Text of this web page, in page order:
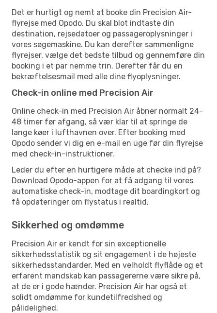
Det er hurtigt og nemt at booke din Precision Air-
flyrejse med Opodo. Du skal blot indtaste din
destination, rejsedatoer og passageroplysninger i
vores søgemaskine. Du kan derefter sammenligne
flyrejser, vælge det bedste tilbud og gennemføre din
booking i et par nemme trin. Derefter får du en
bekræftelsesmail med alle dine flyoplysninger.
Check-in online med Precision Air
Online check-in med Precision Air åbner normalt 24-
48 timer før afgang, så vær klar til at springe de
lange køer i lufthavnen over. Efter booking med
Opodo sender vi dig en e-mail en uge før din flyrejse
med check-in-instruktioner.
Leder du efter en hurtigere måde at checke ind på?
Download Opodo-appen for at få adgang til vores
automatiske check-in, modtage dit boardingkort og
få opdateringer om flystatus i realtid.
Sikkerhed og omdømme
Precision Air er kendt for sin exceptionelle
sikkerhedsstatistik og sit engagement i de højeste
sikkerhedsstandarder. Med en velholdt flyflåde og et
erfarent mandskab kan passagererne være sikre på,
at de er i gode hænder. Precision Air har også et
solidt omdømme for kundetilfredshed og
pålidelighed.